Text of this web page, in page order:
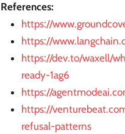
References:
https://
https://
https://dev.to/waxell/
ready-1ag6
https://
https://
refusal-patterns